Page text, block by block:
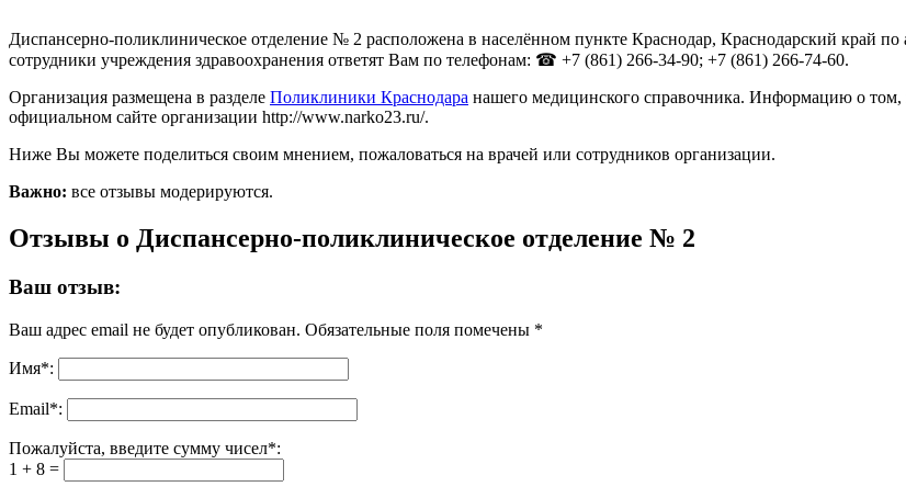
Диспансерно-поликлиническое отделение № 2 расположена в населённом пункте Краснодар, Краснодарский край
сотрудники учреждения здравоохранения ответят Вам по телефонам: ☎ +7 (861) 266-34-90; +7 (861) 266-74-60.
Организация размещена в разделе Поликлиники Краснодара нашего медицинского справочника. Информацию о том,
официальном сайте организации http://www.narko23.ru/.
Ниже Вы можете поделиться своим мнением, пожаловаться на врачей или сотрудников организации.
Важно: все отзывы модерируются.
Отзывы о Диспансерно-поликлиническое отделение № 2
Ваш отзыв:
Ваш адрес email не будет опубликован. Обязательные поля помечены *
Имя*:
Email*:
Пожалуйста, введите сумму чисел*:
1 + 8 =